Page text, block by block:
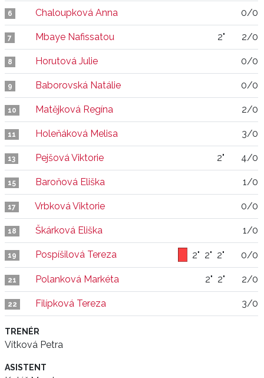
6 Chaloupková Anna 0/0
7 Mbaye Nafissatou 2" 2/0
8 Horutová Julie 0/0
9 Baborovská Natálie 0/0
10 Matějková Regína 2/0
11 Holeňáková Melisa 3/0
13 Pejšová Viktorie 2" 4/0
15 Baroňová Eliška 1/0
17 Vrbková Viktorie 0/0
18 Škárková Eliška 1/0
19 Pospíšilová Tereza 2" 2" 2" 0/0
21 Polanková Markéta 2" 2" 2/0
22 Filípková Tereza 3/0
TRENÉR
Vítková Petra
ASISTENT